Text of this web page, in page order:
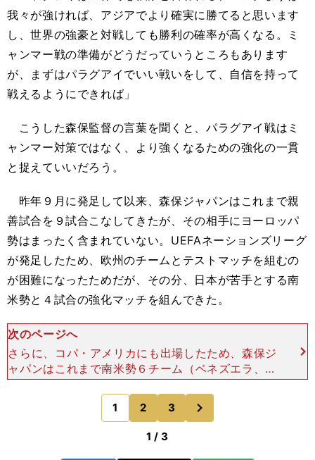
我々が強ければ、アジアでより確実に勝てると思います
し、世界の強豪と対戦しても勝利の確率が高くなる。ミ
ャンマー戦の準備がどうだっていうところもあります
が、まずはパラグアイでいい戦いをして、自信を持って
戦えるようにできれば」
こうした森保監督の言葉を聞くと、パラグアイ戦はミ
ャンマー対策ではなく、より強くなるための強化の一貫
と捉えていいだろう。
昨年９月に発足して以来、森保ジャパンはこれまで親
善試合を９試合こなしてきたが、その相手にヨーロッパ
勢はまったく含まれていない。UEFAネーションズリーグ
が発足したため、欧州のチームとテストマッチを組むの
が困難になったためだが、その分、日本が苦手とする南
米勢と４試合の強化マッチを組んできた。
次のページへ
さらに、コパ・アメリカにも出場したため、森保ジ
ャパンはこれまで南米勢６チーム（ベネズエラ、ウ
ルグアイ、コロンビア、ボリビア、チリ、エクアド
ル）と７試合（ウルグアイと２度対戦）を戦った。
つまり、森保
1 2 3
1 / 3